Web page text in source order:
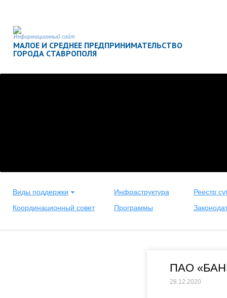
Информационный сайт
МАЛОЕ И СРЕДНЕЕ ПРЕДПРИНИМАТЕЛЬСТВО
ГОРОДА СТАВРОПОЛЯ
Виды поддержки Инфраструктура
Реестр
Координационный совет
Программы
ПАО
28.12.2020